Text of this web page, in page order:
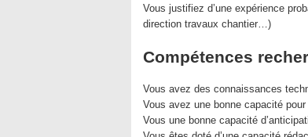
Vous justifiez d’une expérience
direction travaux chantier…)
Compétences
Vous avez des connaissances
Vous avez une bonne capacité
Vous une bonne capacité